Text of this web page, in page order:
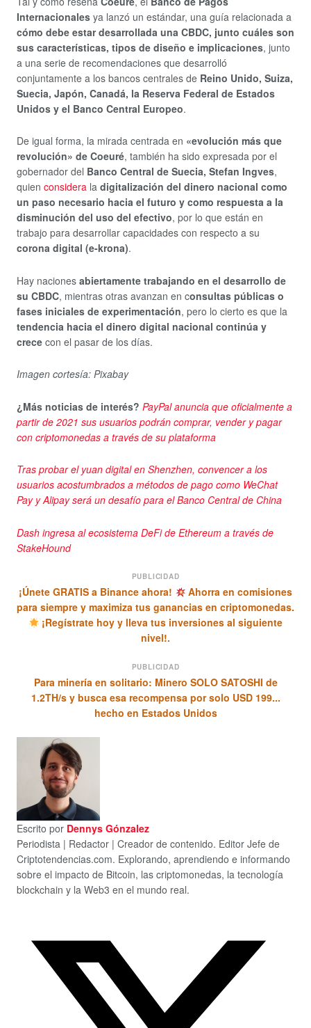
Internacionales ya lanzó un estándar, una guía relacionada a
cómo debe estar desarrollada una CBDC, junto cuáles son
sus características, tipos de diseño e implicaciones, junto
a una serie de recomendaciones que desarrolló
conjuntamente a los bancos centrales de Reino Unido, Suiza,
Suecia, Japón, Canadá, la Reserva Federal de Estados
Unidos y el Banco Central Europeo.
De igual forma, la mirada centrada en «evolución más que
revolución» de Coeuré, también ha sido expresada por el
gobernador del Banco Central de Suecia, Stefan Ingves,
quien considera la digitalización del dinero nacional como
un paso necesario hacia el futuro y como respuesta a la
disminución del uso del efectivo, por lo que están en
trabajo para desarrollar capacidades con respecto a su
corona digital (e-krona).
Hay naciones abiertamente trabajando en el desarrollo de
su CBDC, mientras otras avanzan en consultas públicas o
fases iniciales de experimentación, pero lo cierto es que la
tendencia hacia el dinero digital nacional continúa y
crece con el pasar de los días.
Imagen cortesía: Pixabay
¿Más noticias de interés? PayPal anuncia que oficialmente a
partir de 2021 sus usuarios podrán comprar, vender y pagar
con criptomonedas a través de su plataforma
Tras probar el yuan digital en Shenzhen, convencer a los
usuarios acostumbrados a métodos de pago como WeChat
Pay y Alipay será un desafío para el Banco Central de China
Dash ingresa al ecosistema DeFi de Ethereum a través de
StakeHound
PUBLICIDAD
¡Únete GRATIS a Binance ahora!
Ahorra en comisiones
para siempre y maximiza tus ganancias en criptomonedas.
¡Regístrate hoy y lleva tus inversiones al siguiente
nivel!.
PUBLICIDAD
Para minería en solitario: Minero SOLO SATOSHI de
1.2TH/s y busca esa recompensa por solo USD 199...
hecho en Estados Unidos
Escrito por Dennys Gónzalez
Periodista | Redactor | Creador de contenido. Editor Jefe de
Criptotendencias.com. Explorando, aprendiendo e informando
sobre el impacto de Bitcoin, las criptomonedas, la tecnología
blockchain y la Web3 en el mundo real.